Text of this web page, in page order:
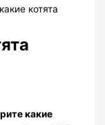
котята
какие